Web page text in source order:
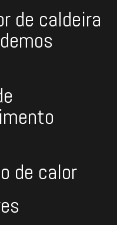
de caldeira
de calor